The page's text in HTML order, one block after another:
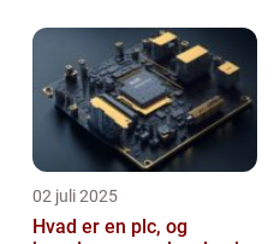
02 juli 2025
Hvad er en plc, og